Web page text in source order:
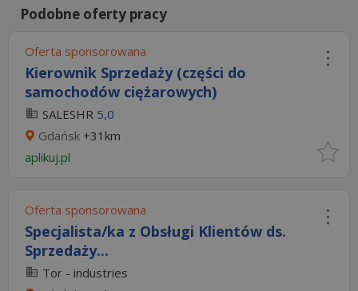
Podobne oferty pracy
Oferta sponsorowana
Kierownik Sprzedaży (części do
samochodów ciężarowych)
SALESHR 5,0
Gdańsk +31km
aplikuj.pl
Oferta sponsorowana
Specjalista/ka z Obsługi Klientów ds.
Sprzedaży...
Tor - industries